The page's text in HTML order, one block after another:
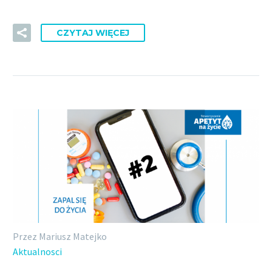
CZYTAJ WIĘCEJ
Przez Mariusz Matejko
Aktualnosci